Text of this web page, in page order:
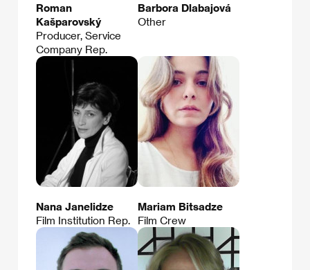
Roman
Kašparovský
Producer, Service
Company Rep.
Barbora Dlabajová
Other
Nana Janelidze
Film Institution Rep.
Mariam Bitsadze
Film Crew